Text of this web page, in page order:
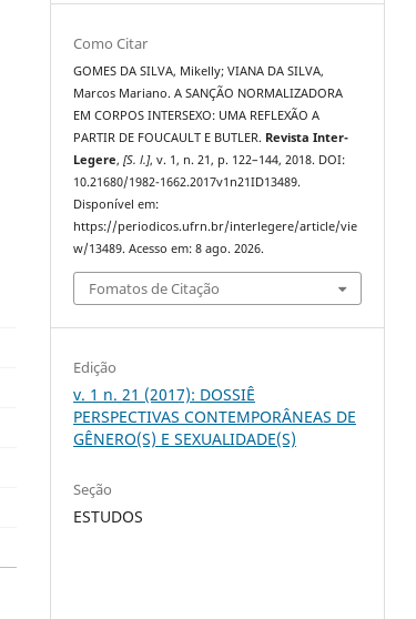
Como Citar
GOMES DA SILVA, Mikelly; VIANA DA SILVA,
Marcos Mariano. A SANÇÃO NORMALIZADORA
EM CORPOS INTERSEXO: UMA REFLEXÃO A
PARTIR DE FOUCAULT E BUTLER. Revista Inter-
Legere,[S. l.], v. 1, n. 21, p. 122–144, 2018. DOI:
10.21680/1982-1662.2017v1n21ID13489.
Disponível em:
https://periodicos.ufrn.br/interlegere/article/vie
w/13489. Acesso em: 8 ago. 2026.
Fomatos de Citação
Edição
v. 1 n. 21 (2017): DOSSIÊ
PERSPECTIVAS CONTEMPORÂNEAS DE
GÊNERO(S) E SEXUALIDADE(S)
Seção
ESTUDOS